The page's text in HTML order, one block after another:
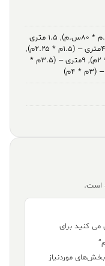
,
۱.۵ متری
۴متری – (۱.۵م * ۲.۲۵م)
,
,
۹متری – (۳.۵م *
است.
می کنید برای
بخش‌های موردنیاز